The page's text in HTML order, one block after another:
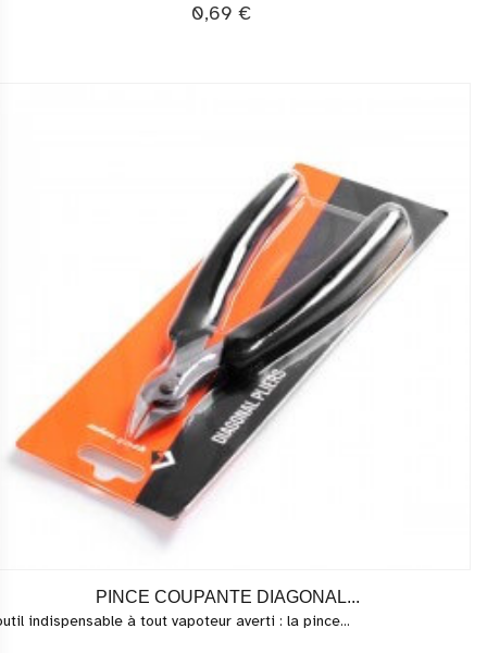
0,69 €
PINCE COUPANTE DIAGONAL...
indispensable à tout vapoteur averti : la pince...